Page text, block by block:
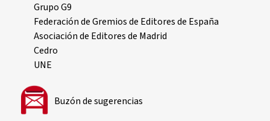
Grupo G9
Federación de Gremios de Editores de España
Asociación de Editores de Madrid
Cedro
UNE
Buzón de sugerencias